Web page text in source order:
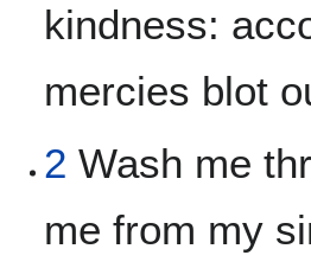
kindness:
mercies blot
2 Wash me
me from my